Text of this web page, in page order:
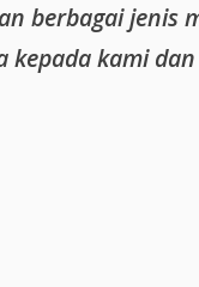
berbagai jenis
kami